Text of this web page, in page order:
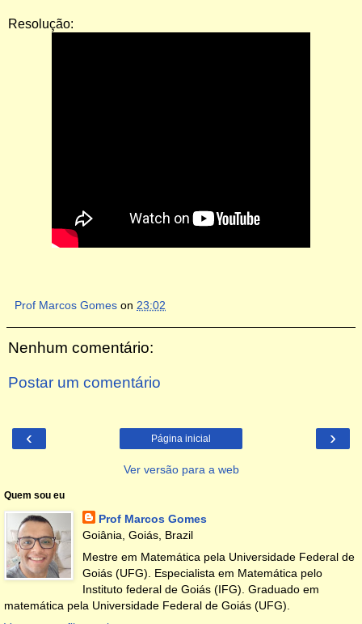
Resolução:
Prof Marcos Gomes on 23:02
Nenhum comentário:
Postar um comentário
‹ ›
Página inicial
Ver versão para a web
Quem sou eu
Prof Marcos Gomes
Goiânia, Goiás, Brazil
Mestre em Matemática pela Universidade Federal de
Goiás (UFG). Especialista em Matemática pelo
Instituto federal de Goiás (IFG). Graduado em
matemática pela Universidade Federal de Goiás (UFG).